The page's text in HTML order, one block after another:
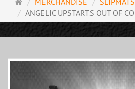
ANGELIC UPSTARTS OUT OF